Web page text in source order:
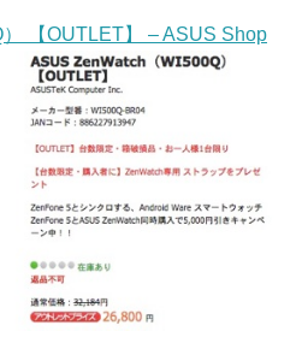
【OUTLET】 – ASUS Shop